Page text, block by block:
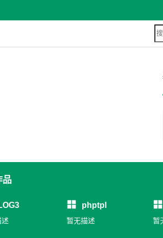
品
述
phptpl
暂无描述 暂